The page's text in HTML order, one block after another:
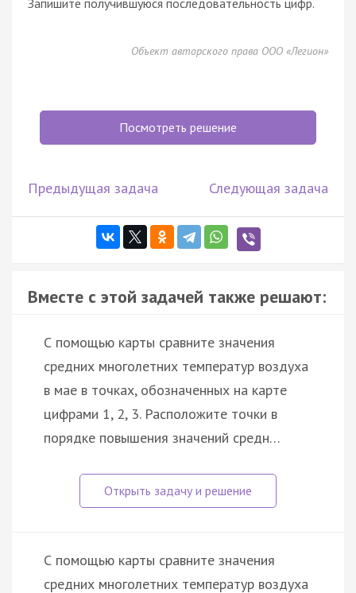
Запишите получившуюся последовательность цифр.
Объект авторского права ООО «Легион»
Посмотреть решение
Предыдущая задача Следующая задача
Вместе с этой задачей также решают:
С помощью карты сравните значения
средних многолетних температур воздуха
в мае в точках, обозначенных на карте
цифрами 1, 2, 3. Расположите точки в
порядке повышения значений средн…
С помощью карты сравните значения
средних многолетних температур воздуха